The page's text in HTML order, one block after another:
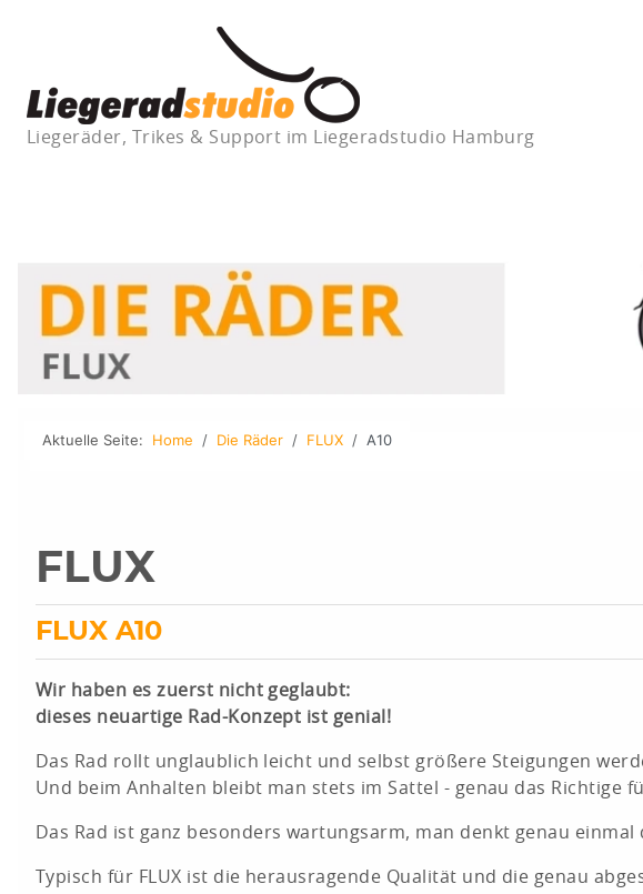
Liegeräder, Trikes & Support im Liegeradstudio Hamburg
Aktuelle Seite: Home Die Räder FLUX A10
FLUX
FLUX A10
Wir haben es zuerst nicht geglaubt:
dieses neuartige Rad-Konzept ist genial!
Das Rad rollt unglaublich leicht und selbst größere Steigungen
Und beim Anhalten bleibt man stets im Sattel - genau das Richtige
Das Rad ist ganz besonders wartungsarm, man denkt genau
Typisch für FLUX ist die herausragende Qualität und die genau